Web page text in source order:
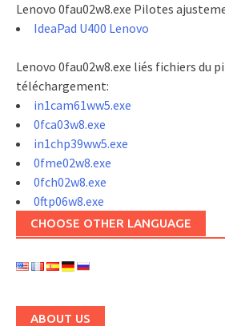
Lenovo 0fau02w8.exe Pilotes
IdeaPad U400 Lenovo
Lenovo 0fau02w8.exe liés fichiers du
téléchargement:
in1cam61ww5.exe
0fca03w8.exe
in1chp39ww5.exe
0fme02w8.exe
0fch02w8.exe
0ftp06w8.exe
CHOOSE OTHER LANGUAGE
ABOUT US